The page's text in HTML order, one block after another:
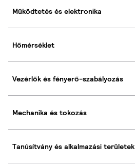
Működtetés és elektronika
Hőmérséklet
Vezérlők és fényerő-szabályozás
Mechanika és tokozás
Tanúsítvány és alkalmazási területek